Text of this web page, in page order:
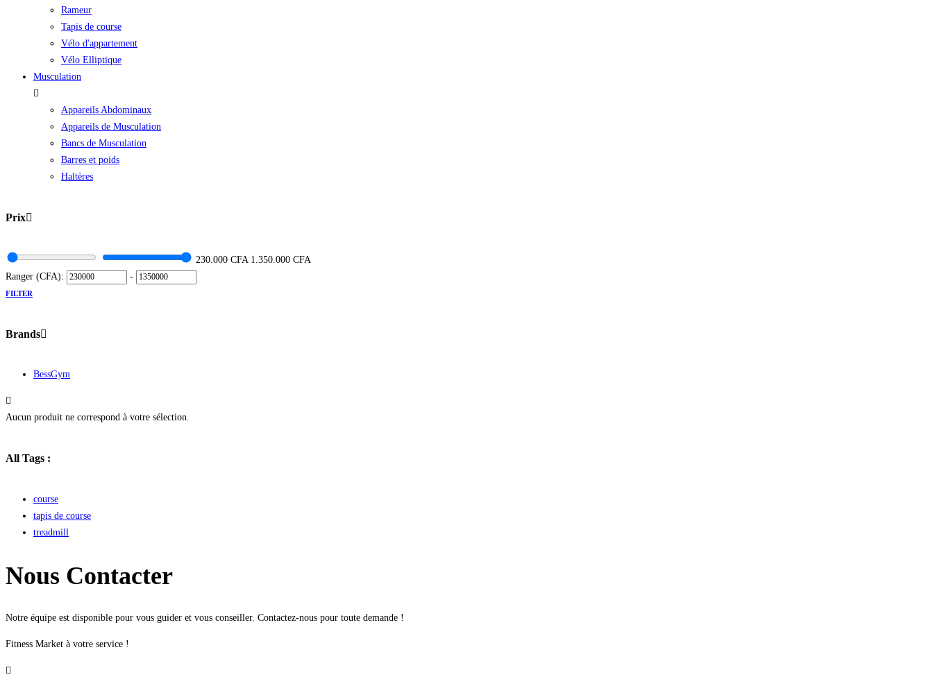
Rameur
Tapis de course
Vélo d'appartement
Vélo Elliptique
Musculation
Appareils Abdominaux
Appareils de Musculation
Bancs de Musculation
Barres et poids
Haltères
Prix
230.000 CFA 1.350.000 CFA
Ranger (CFA):
-
FILTER
Brands
BessGym
Aucun produit ne correspond à votre sélection.
All Tags :
course
tapis de course
treadmill
Nous Contacter
Notre équipe est disponible pour vous guider et vous conseiller. Contactez-nous pour toute demande !
Fitness Market à votre service !